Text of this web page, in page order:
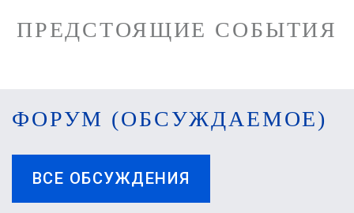
ПРЕДСТОЯЩИЕ СОБЫТИЯ
ФОРУМ (ОБСУЖДАЕМОЕ)
ВСЕ ОБСУЖДЕНИЯ